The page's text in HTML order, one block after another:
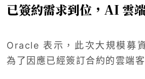
已簽約需求到位，AI 雲
Oracle 表示，此次大規模募
為了因應已經簽訂合約的雲端客